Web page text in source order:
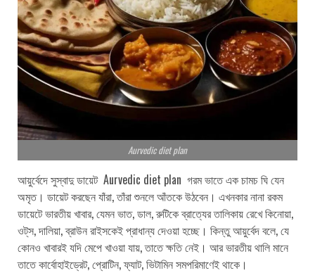
Aurvedic diet plan
আয়ুর্বেদে সুস্বাদু ডায়েট Aurvedic diet plan গরম ভাতে এক চামচ ঘি যেন
অমৃত। ডায়েট করছেন যাঁরা, তাঁরা শুনলে আঁতকে উঠবেন। এখনকার নানা রকম
ডায়েটে ভারতীয় খাবার, যেমন ভাত, ডাল, রুটিকে ব্রাত্যের তালিকায় রেখে কিনোয়া,
ওট্‌স, দালিয়া, ব্রাউন রাইসকেই প্রাধান্য দেওয়া হচ্ছে। কিন্তু আয়ুর্বেদ বলে, যে
কোনও খাবারই যদি মেপে খাওয়া যায়, তাতে ক্ষতি নেই। আর ভারতীয় থালি মানে
তাতে কার্বোহাইড্রেট, প্রোটিন, ফ্যাট, ভিটামিন সমপরিমাণেই থাকে।